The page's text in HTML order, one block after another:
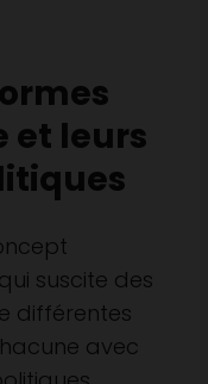
et leurs
suscite des
différentes
avec